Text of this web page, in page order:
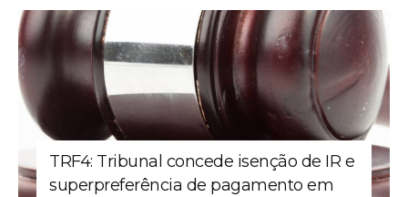
TRF4: Tribunal concede isenção de IR e
superpreferência de pagamento em